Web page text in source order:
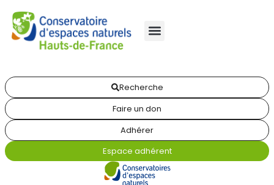
Recherche
Faire un don
Adhérer
Espace adhérent